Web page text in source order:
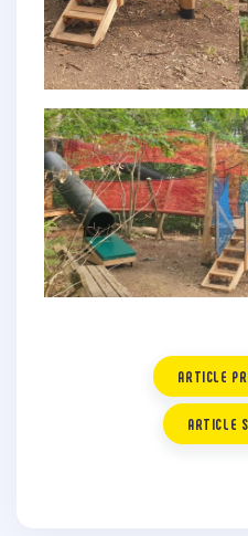
ARTICLE
ARTICLE